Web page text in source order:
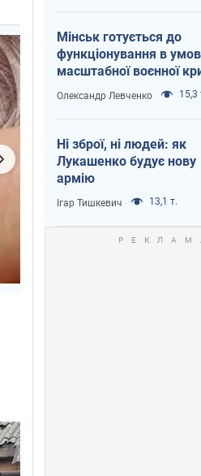
Мінськ готується до
функціонування в
масштабної воєнної
Олександр Левченко 15,3
Ні зброї, ні людей: як
Лукашенко будує нову
армію
Ігар Тишкевич 13,1 т.